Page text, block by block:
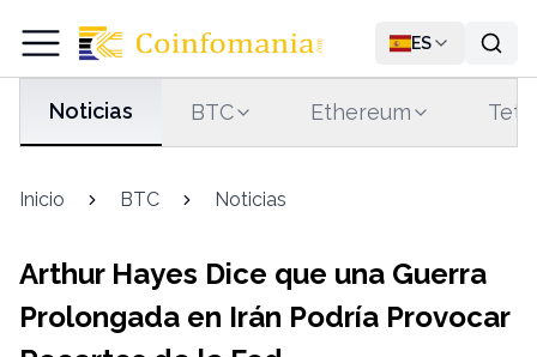
ES
Noticias BTC Ethereum
Inicio BTC Noticias
Arthur Hayes Dice que una Guerra
Prolongada en Irán Podría Provocar